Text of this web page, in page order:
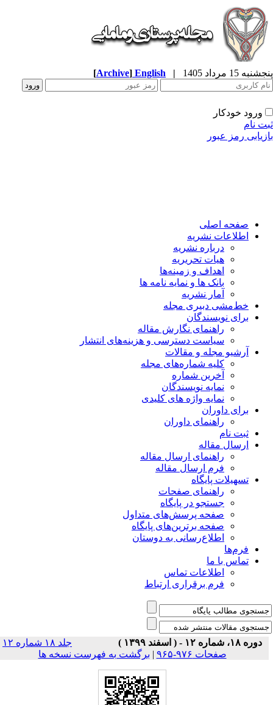
15 مرداد 1405 |
English
[Archive]
ورود خودکار
نام
رمز عبور
صفحه اصلی
اطلاعات نشریه
درباره نشریه
هیات تحریریه
اهداف و زمینه‌ها
بانک ها و نمایه نامه ها
آمار نشریه
خط‌مشی دبیری مجله
برای نویسندگان
راهنمای نگارش مقاله
سیاست دسترسی و هزینه‌های انتشار
آرشیو مجله و مقالات
کلیه شماره‌های مجله
آخرین شماره
نمایه نویسندگان
نمایه واژه های کلیدی
برای داوران
راهنمای داوران
ثبت نام
ارسال مقاله
راهنمای ارسال مقاله
فرم ارسال مقاله
تسهیلات پایگاه
راهنمای صفحات
جستجو در پایگاه
صفحه پرسش‌های متداول
صفحه برترین‌های پایگاه
اطلاع‌رسانی به دوستان
فرم‌ها
تماس با ما
اطلاعات تماس
فرم برقراری ارتباط
دوره ۱۸، شماره ۱۲ - ( اسفند ۱۳۹۹ )
جلد ۱۸ شماره ۱۲
صفحات ۹۷۶-۹۶۵
|برگشت به فهرست نسخه ها